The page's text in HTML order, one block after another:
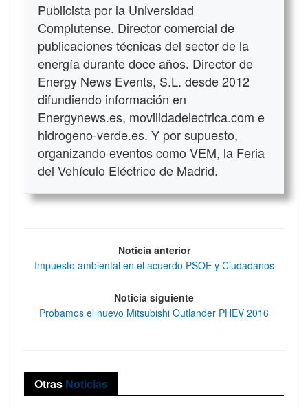
Publicista por la Universidad
Complutense. Director comercial de
publicaciones técnicas del sector de la
energía durante doce años. Director de
Energy News Events, S.L. desde 2012
difundiendo información en
Energynews.es, movilidadelectrica.com e
hidrogeno-verde.es. Y por supuesto,
organizando eventos como VEM, la Feria
del Vehículo Eléctrico de Madrid.
Noticia anterior
Impuesto ambiental en el acuerdo PSOE y Ciudadanos
Noticia siguiente
Probamos el nuevo Mitsubishi Outlander PHEV 2016
Otras Noticias